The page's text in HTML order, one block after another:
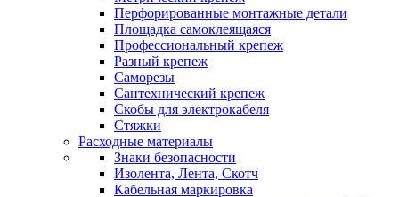
Перфорированные монтажные детали
Площадка самоклеящаяся
Профессиональный крепеж
Разный крепеж
Саморезы
Сантехнический крепеж
Скобы для электрокабеля
Стяжки
Расходные материалы
Знаки безопасности
Изолента, Лента, Скотч
Кабельная маркировка